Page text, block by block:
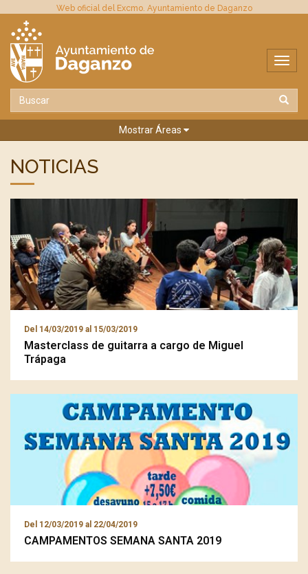
Web oficial del Excmo. Ayuntamiento de Daganzo
Mostrar Áreas
NOTICIAS
Del 14/03/2019 al 15/03/2019
Masterclass de guitarra a cargo de Miguel
Trápaga
Del 12/03/2019 al 22/04/2019
CAMPAMENTOS SEMANA SANTA 2019